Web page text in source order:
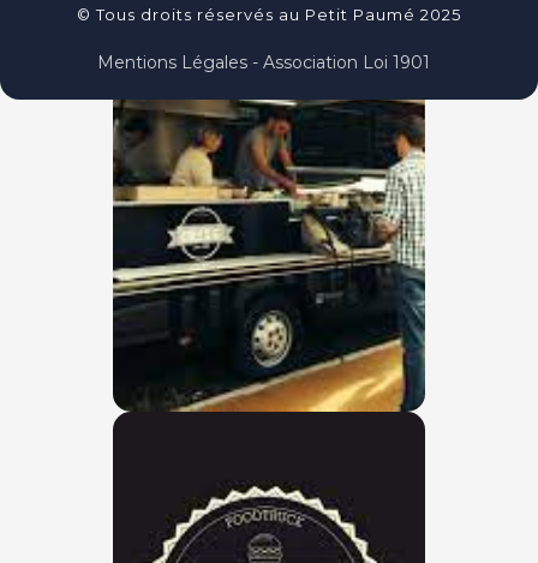
© Tous droits réservés au Petit Paumé 2025
Mentions Légales - Association Loi 1901